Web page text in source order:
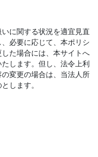
に関する状況を適宜見直
必要に応じて、本ポリシ
た場合には、本サイトへ
します。但し、法令上利
変更の場合は、当法人所
します。